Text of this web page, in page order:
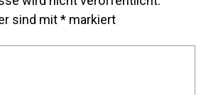
sind mit* markiert